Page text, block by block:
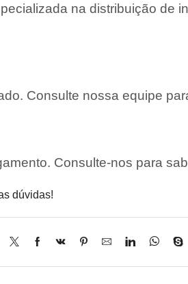
na distribuição de
Consulte nossa equipe
Consulte-nos para
dúvidas!